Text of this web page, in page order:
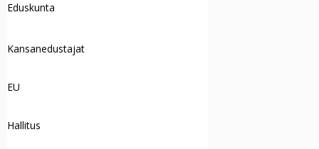
Eduskunta
Kansanedustajat
EU
Hallitus